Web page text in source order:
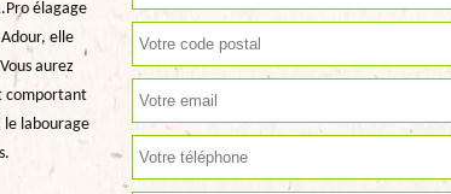
élagage
elle
aurez
comportant
le labourage